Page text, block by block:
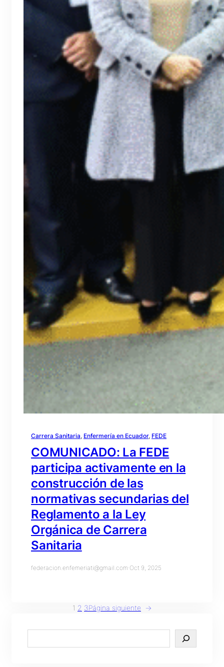
Carrera Sanitaria, Enfermería en Ecuador, FEDE
COMUNICADO: La FEDE
participa activamente en la
construcción de las
normativas secundarias del
Reglamento a la Ley
Orgánica de Carrera
Sanitaria
federacion.enfemeriati@gmail.com·Oct 9, 2025
1 2 3Página siguiente →
e